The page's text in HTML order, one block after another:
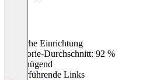
Einfache Einrichtung
Kategorie-Durchschnitt: 92 %
Ungenügend
Weiterführende Links